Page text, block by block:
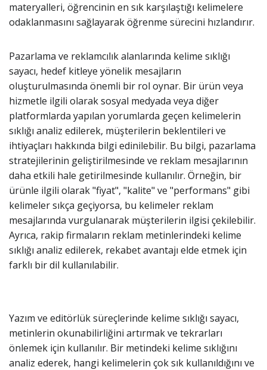
materyalleri, öğrencinin en sık karşılaştığı kelimelere
odaklanmasını sağlayarak öğrenme sürecini hızlandırır.
Pazarlama ve reklamcılık alanlarında kelime sıklığı
sayacı, hedef kitleye yönelik mesajların
oluşturulmasında önemli bir rol oynar. Bir ürün veya
hizmetle ilgili olarak sosyal medyada veya diğer
platformlarda yapılan yorumlarda geçen kelimelerin
sıklığı analiz edilerek, müşterilerin beklentileri ve
ihtiyaçları hakkında bilgi edinilebilir. Bu bilgi, pazarlama
stratejilerinin geliştirilmesinde ve reklam mesajlarının
daha etkili hale getirilmesinde kullanılır. Örneğin, bir
ürünle ilgili olarak "fiyat", "kalite" ve "performans" gibi
kelimeler sıkça geçiyorsa, bu kelimeler reklam
mesajlarında vurgulanarak müşterilerin ilgisi çekilebilir.
Ayrıca, rakip firmaların reklam metinlerindeki kelime
sıklığı analiz edilerek, rekabet avantajı elde etmek için
farklı bir dil kullanılabilir.
Yazım ve editörlük süreçlerinde kelime sıklığı sayacı,
metinlerin okunabilirliğini artırmak ve tekrarları
önlemek için kullanılır. Bir metindeki kelime sıklığını
analiz ederek, hangi kelimelerin çok sık kullanıldığını ve